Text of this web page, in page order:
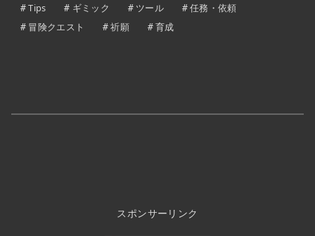
Tips ギミック ツール
任務・依頼
冒険クエスト
祈願 育成
スポンサーリンク